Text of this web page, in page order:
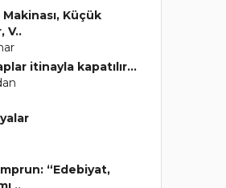
Küçük
V..
itinayla kapatılır...
“Edebiyat,